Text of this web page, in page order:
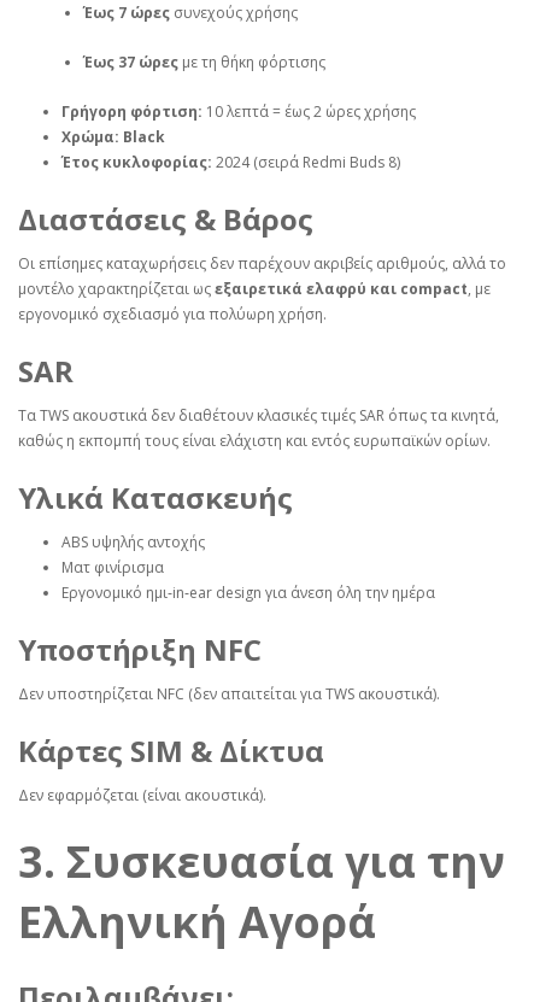
Έως 7 ώρες συνεχούς χρήσης
Έως 37 ώρες με τη θήκη φόρτισης
Γρήγορη φόρτιση: 10 λεπτά = έως 2 ώρες χρήσης
Χρώμα: Black
Έτος κυκλοφορίας: 2024 (σειρά Redmi Buds 8)
Διαστάσεις & Βάρος
Οι επίσημες καταχωρήσεις δεν παρέχουν ακριβείς αριθμούς, αλλά το
μοντέλο χαρακτηρίζεται ωςεξαιρετικά ελαφρύ και compact, με
εργονομικό σχεδιασμό για πολύωρη χρήση.
SAR
Τα TWS ακουστικά δεν διαθέτουν κλασικές τιμές SAR όπως τα κινητά,
καθώς η εκπομπή τους είναι ελάχιστη και εντός ευρωπαϊκών ορίων.
Υλικά Κατασκευής
ABS υψηλής αντοχής
Ματ φινίρισμα
Εργονομικό ημι‑in‑ear design για άνεση όλη την ημέρα
Υποστήριξη NFC
Δεν υποστηρίζεται NFC (δεν απαιτείται για TWS ακουστικά).
Κάρτες SIM & Δίκτυα
Δεν εφαρμόζεται (είναι ακουστικά).
3. Συσκευασία για την
Ελληνική Αγορά